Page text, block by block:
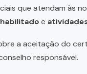
que atendam às
e
a aceitação do
responsável.